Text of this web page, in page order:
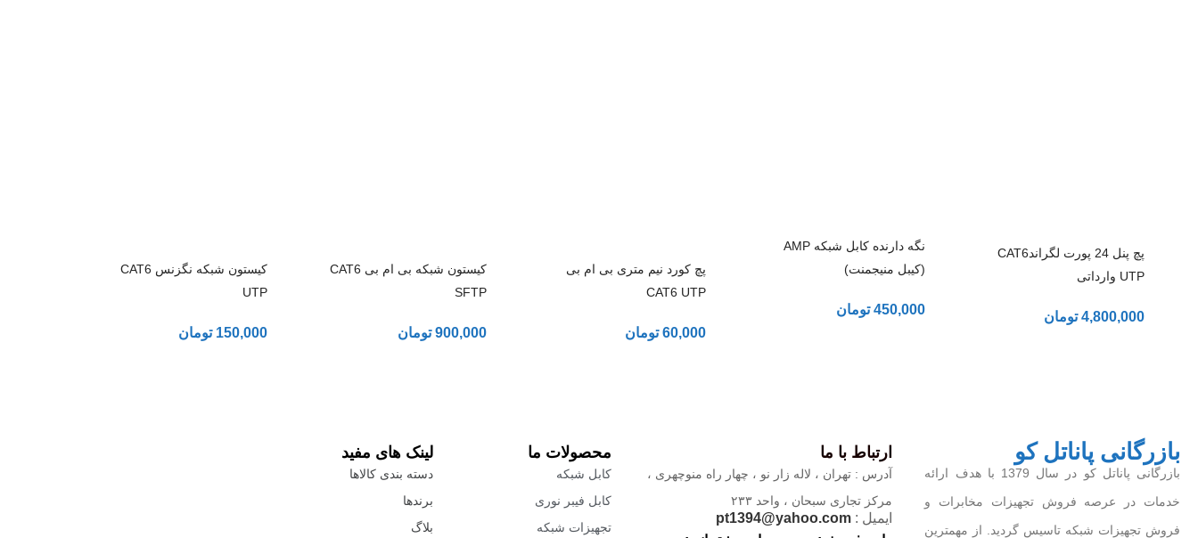
پچ پنل 24 پورت لگراندCAT6
UTP وارداتی
4,800,000 تومان
نگه دارنده کابل شبکه AMP
(کیبل منیجمنت)
450,000 تومان
پچ کورد نیم متری بی ام بی
CAT6 UTP
60,000 تومان
کیستون شبکه بی ام بی CAT6
SFTP
900,000 تومان
کیستون شبکه نگزنس CAT6
UTP
150,000 تومان
بازرگانی پاناتل کو
بازرگانی پاناتل کو در سال 1379 با هدف ارائه
خدمات در عرصه فروش تجهیزات مخابرات و
فروش تجهیزات شبکه تاسیس گردید. از مهمترین
ارتباط با ما
آدرس : تهران ، لاله زار نو ، چهار راه منوچهری ،
مرکز تجاری سبحان ، واحد ۲۳۳
ایمیل : pt1394@yahoo.com
محصولات ما
کابل شبکه
کابل فیبر نوری
تجهیزات شبکه
لینک های مفید
دسته بندی کالاها
برندها
بلاگ